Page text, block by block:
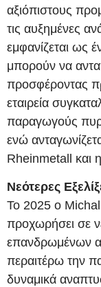
αξιόπιστους
τις αυξημένες
εμφανίζεται ως
μπορούν να
προσφέροντας
εταιρεία
παραγωγούς
ενώ
Rheinmetall και
Νεότερες
Το 2025 ο
προχωρήσει σε
επανδρωμένων
περαιτέρω την
δυναμικά